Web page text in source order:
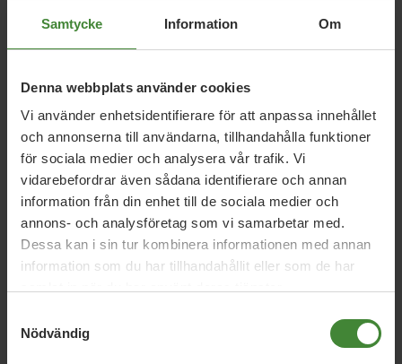
Samtycke Information Om
Denna webbplats använder cookies
Vi använder enhetsidentifierare för att anpassa innehållet
och annonserna till användarna, tillhandahålla funktioner
för sociala medier och analysera vår trafik. Vi
vidarebefordrar även sådana identifierare och annan
information från din enhet till de sociala medier och
annons- och analysföretag som vi samarbetar med.
Dessa kan i sin tur kombinera informationen med annan
information som du har tillhandahållit eller som de har
Nödvändig
Dela denna sida och hjälp oss
attsprida vårt budskap